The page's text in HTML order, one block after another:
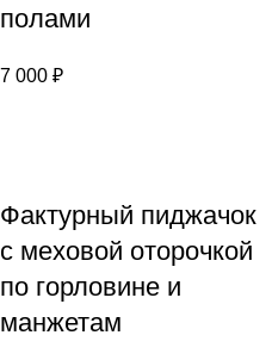
полами
7 000 ₽
Фактурный пиджачок
с меховой оторочкой
по горловине и
манжетам